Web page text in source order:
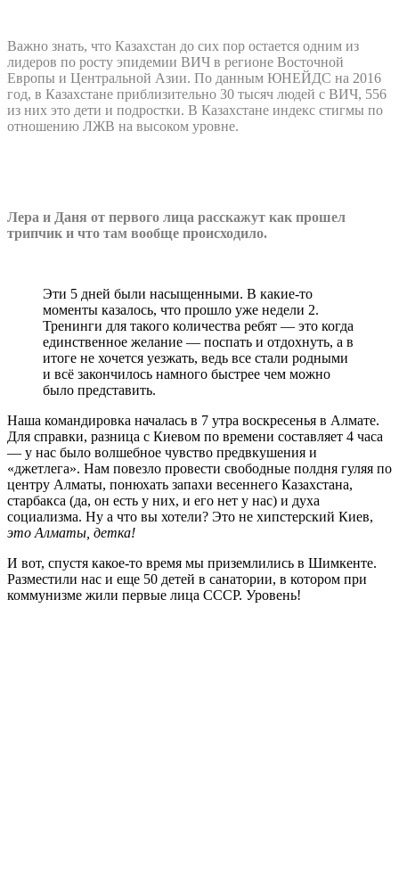
Важно знать, что Казахстан до сих пор остается одним из
лидеров по росту эпидемии ВИЧ в регионе Восточной
Европы и Центральной Азии. По данным ЮНЕЙДС на 2016
год, в Казахстане приблизительно 30 тысяч людей с ВИЧ, 556
из них это дети и подростки. В Казахстане индекс стигмы по
отношению ЛЖВ на высоком уровне.
Лера и Даня от первого лица расскажут как прошел
трипчик и что там вообще происходило.
Эти 5 дней были насыщенными. В какие-то
моменты казалось, что прошло уже недели 2.
Тренинги для такого количества ребят — это когда
единственное желание — поспать и отдохнуть, а в
итоге не хочется уезжать, ведь все стали родными
и всё закончилось намного быстрее чем можно
было представить.
Наша командировка началась в 7 утра воскресенья в Алмате.
Для справки, разница с Киевом по времени составляет 4 часа
— у нас было волшебное чувство предвкушения и
«джетлега». Нам повезло провести свободные полдня гуляя по
центру Алматы, понюхать запахи весеннего Казахстана,
старбакса (да, он есть у них, и его нет у нас) и духа
социализма. Ну а что вы хотели? Это не хипстерский Киев,
это Алматы, детка!
И вот, спустя какое-то время мы приземлились в Шимкенте.
Разместили нас и еще 50 детей в санатории, в котором при
коммунизме жили первые лица СССР. Уровень!